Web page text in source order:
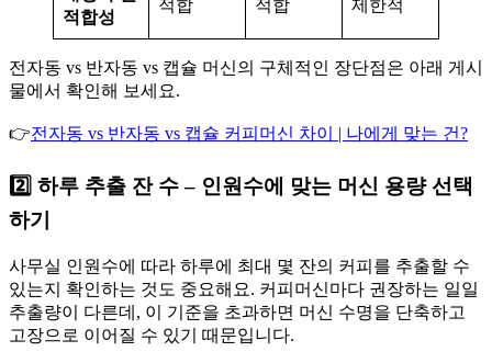
적합성
적합 적합 제한적
전자동 vs 반자동 vs 캡슐 머신의 구체적인 장단점은 아래 게시
물에서 확인해 보세요.
👉전자동 vs 반자동 vs 캡슐 커피머신 차이 | 나에게 맞는 건?
2️⃣ 하루 추출 잔 수 – 인원수에 맞는 머신 용량 선택
하기
사무실 인원수에 따라 하루에 최대 몇 잔의 커피를 추출할 수
있는지 확인하는 것도 중요해요. 커피머신마다 권장하는 일일
추출량이 다른데, 이 기준을 초과하면 머신 수명을 단축하고
고장으로 이어질 수 있기 때문입니다.